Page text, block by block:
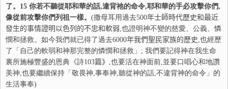
了。 15 你若不聽從耶和華的話,違背祂的命令,耶和華的手必攻擊你們,
像從前攻擊你們列祖一樣。 (撒母耳用過去500年士師時代歷史和最近
發生的事情證明以色列的不忠和軟弱,也證明神不變的慈愛、公義、憐
憫和拯救。如今我們就已得了過去6000年我們聖民家族的歷史,也經歷
了「自己的軟弱和神那完整的憐憫和拯救」; 我們要記得神在我生命
裏所施極豐盛的恩典《詩103篇》 ,也要活在神面前,並要口唱心和地讚
美神,也要繼續保持「敬畏神,事奉神,聽從神的話,不違背神的命令」的
生活事奉)